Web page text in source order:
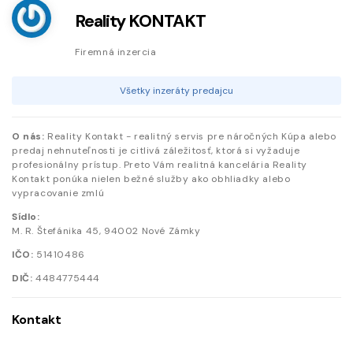
Reality KONTAKT
Firemná inzercia
Všetky inzeráty predajcu
O nás: Reality Kontakt - realitný servis pre náročných Kúpa alebo
predaj nehnuteľnosti je citlivá záležitosť, ktorá si vyžaduje
profesionálny prístup. Preto Vám realitná kancelária Reality
Kontakt ponúka nielen bežné služby ako obhliadky alebo
vypracovanie zmlú
Sídlo:
M. R. Štefánika 45, 94002 Nové Zámky
IČO: 51410486
DIČ: 4484775444
Kontakt